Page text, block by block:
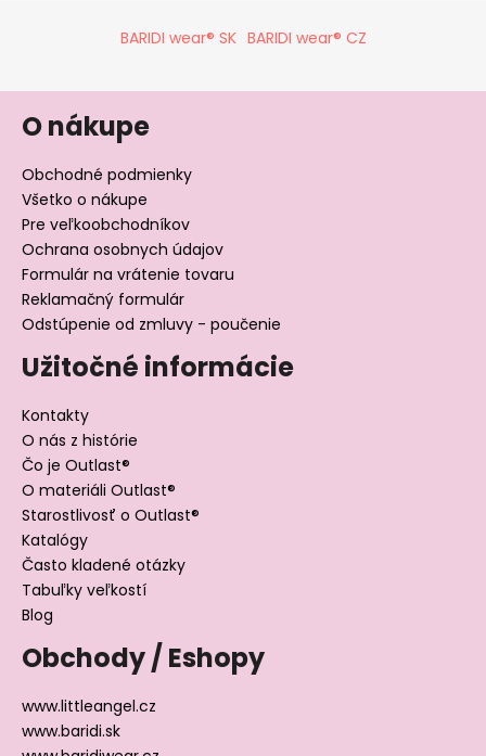
BARIDI wear® SK BARIDI wear® CZ
O nákupe
Obchodné podmienky
Všetko o nákupe
Pre veľkoobchodníkov
Ochrana osobnych údajov
Formulár na vrátenie tovaru
Reklamačný formulár
Odstúpenie od zmluvy - poučenie
Užitočné informácie
Kontakty
O nás z histórie
Čo je Outlast®
O materiáli Outlast®
Starostlivosť o Outlast®
Katalógy
Často kladené otázky
Tabuľky veľkostí
Blog
Obchody / Eshopy
www.littleangel.cz
www.baridi.sk